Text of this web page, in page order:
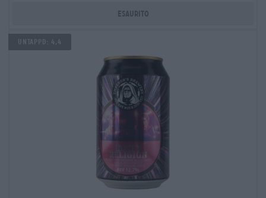
Esaurito
Untappd: 4,4